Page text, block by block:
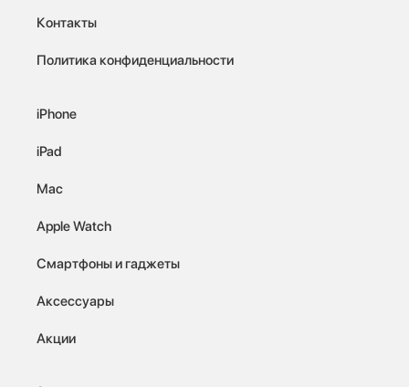
Контакты
Политика конфиденциальности
iPhone
iPad
Mac
Apple Watch
Смартфоны и гаджеты
Аксессуары
Акции